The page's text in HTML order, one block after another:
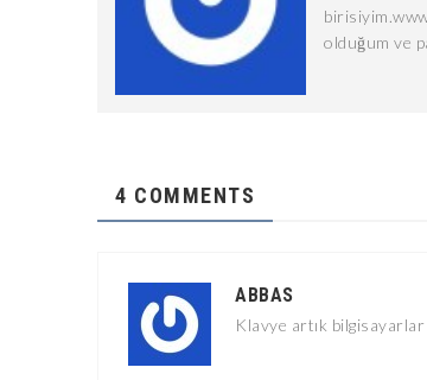
olduğum ve
4 COMMENTS
ABBAS
Klavye artık